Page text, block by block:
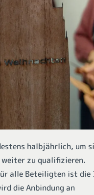
halbjährlich, um
weiter zu qualifizieren.
alle Beteiligten ist die
die Anbindung an